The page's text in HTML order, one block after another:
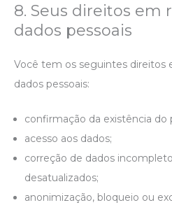
8. Seus direitos em
dados pessoais
Você tem os seguintes direitos
dados pessoais:
confirmação da existência do
acesso aos dados;
correção de dados
desatualizados;
anonimização, bloqueio ou